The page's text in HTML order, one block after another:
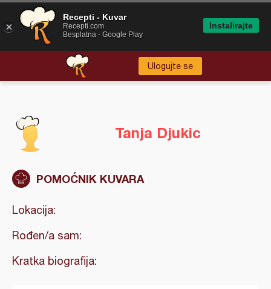
Ulogujte se
Tanja Djukic
POMOĆNIK KUVARA
Lokacija:
Rođen/a sam:
Kratka biografija:
Recepti - Kuvar
Recepti.com
Besplatna - Google Play
Instalirajte